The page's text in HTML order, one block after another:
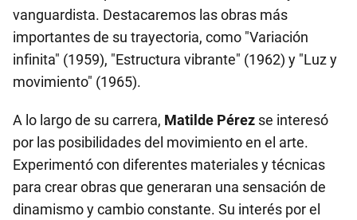
vanguardista. Destacaremos las obras más
importantes de su trayectoria, como "Variación
infinita" (1959), "Estructura vibrante" (1962) y "Luz y
movimiento" (1965).
A lo largo de su carrera, Matilde Pérez se interesó
por las posibilidades del movimiento en el arte.
Experimentó con diferentes materiales y técnicas
para crear obras que generaran una sensación de
dinamismo y cambio constante. Su interés por el